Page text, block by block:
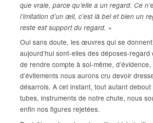
que vraie, parce qu’elle a un regard. Ce
l’imitation d’un œil, c’est là bel et bien un
reste est support du regard. »
Oui sans doute, les œuvres qui se
aujourd’hui sont-elles des déposes-
de rendre compte à soi-même, d’évidence,
d’évitements nous aurons cru devoir
désarrois. A cet instant, tout autant
tubes, instruments de notre chute, nous
enfin nos figures rejetées.